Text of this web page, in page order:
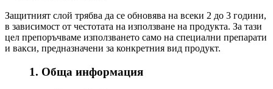
Защитният слой трябва да се обновява на всеки 2 до 3 години,
в зависимост от честотата на използване на продукта. За тази
цел препоръчваме използването само на специални препарати
и вакси, предназначени за конкретния вид продукт.
1. Обща информация